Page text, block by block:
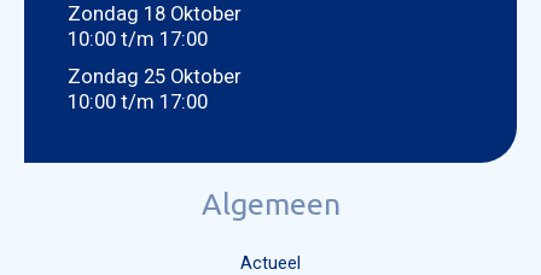
Zondag 18 Oktober
10:00 t/m 17:00
Zondag 25 Oktober
10:00 t/m 17:00
Algemeen
Actueel